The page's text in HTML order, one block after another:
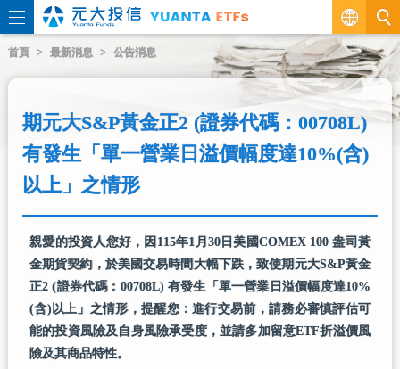
繁
EN
首頁 最新消息 公告消息
期元大S&P黃金正2 (證券代碼：00708L)
有發生「單一營業日溢價幅度達10%(含)
以上」之情形
親愛的投資人您好，因115年1月30日美國COMEX 100 盎司黃
金期貨契約，於美國交易時間大幅下跌，致使期元大S&P黃金
正2 (證券代碼：00708L) 有發生「單一營業日溢價幅度達10%
(含)以上」之情形，提醒您：進行交易前，請務必審慎評估可
能的投資風險及自身風險承受度，並請多加留意ETF折溢價風
險及其商品特性。